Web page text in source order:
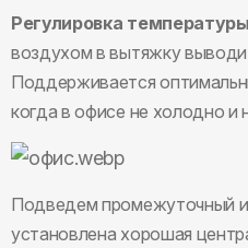
Регулировка
воздухом в вытяжку
Поддерживается
когда в офисе не холодно и
Подведем промежуточный
установлена хорошая